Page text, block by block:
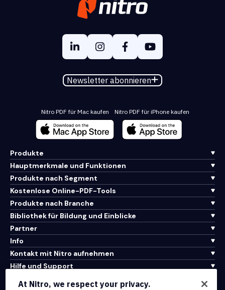
Newsletter abonnieren
Nitro PDF für Mac kaufen Nitro PDF für iPhone kaufen
Produkte
Hauptmerkmale und Funktionen
Produkte nach Segment
Kostenlose Online-PDF-Tools
Produkte nach Branche
Bibliothek für Bildung und Einblicke
Partner
Info
Kontakt mit Nitro aufnehmen
Hilfe und Support
At Nitro, we respect your privacy.